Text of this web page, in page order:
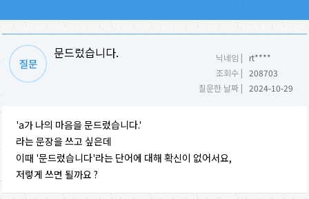
닉네임 |
rt****
조회수 | 208703
질문한 날짜 | 2024-10-29
문드렀습니다.
'a가 나의 마음을 문드렀습니다.'
라는 문장을 쓰고 싶은데
이때 '문드렀습니다'라는 단어에 대해 확신이 없어서요,
저렇게 쓰면 될까요 ?